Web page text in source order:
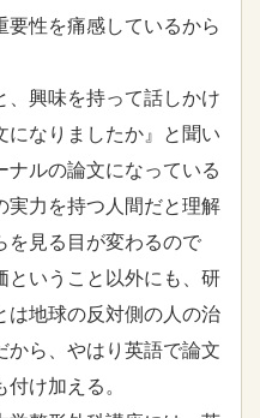
要性を痛感しているから
興味を持って話しかけ
になりましたか』と聞い
ナルの論文になっている
実力を持つ人間だと理解
を見る目が変わるので
ということ以外にも、研
は地球の反対側の人の治
から、やはり英語で論文
け加える。